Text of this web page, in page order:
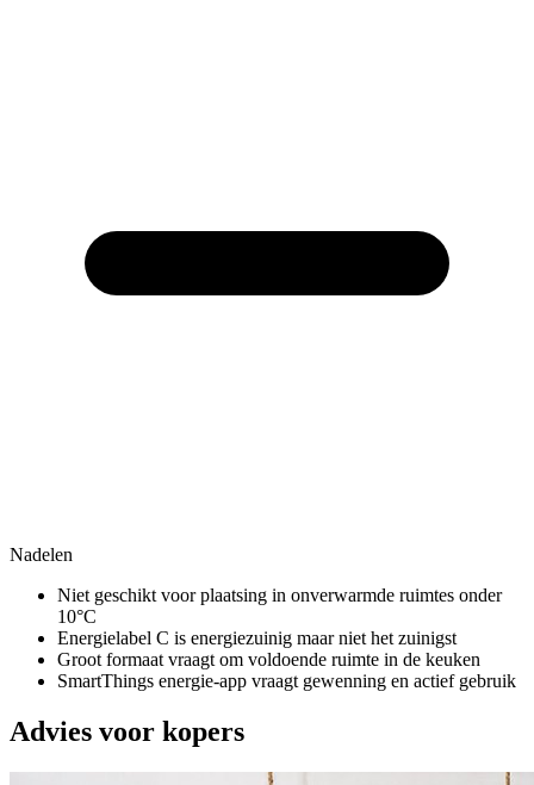
Nadelen
Niet geschikt voor plaatsing in onverwarmde ruimtes onder
10°C
Energielabel C is energiezuinig maar niet het zuinigst
Groot formaat vraagt om voldoende ruimte in de keuken
SmartThings energie-app vraagt gewenning en actief gebruik
Advies voor kopers